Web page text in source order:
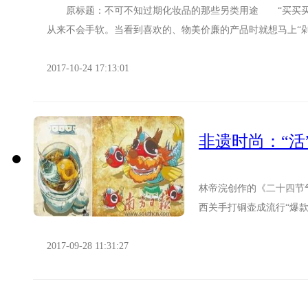
原标题：不可不知过期化妆品的那些另类用途 “买买买”
从来不会手软。当看到喜欢的、物美价廉的产品时就想马上“
2017-10-24 17:13:01
非遗时尚：“
林帝浣创作的《二十四
西关手打铜壶成流行“
2017-09-28 11:31:27